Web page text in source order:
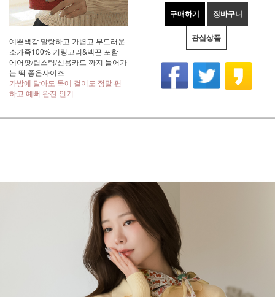
예쁜색감 말랑하고 가볍고 부드러운
소가죽100% 키링고리&넥끈 포함
에어팟/립스틱/신용카드 까지 들어가
는 딱 좋은사이즈
가방에 달아도 목에 걸어도 정말 편
하고 예뻐 완전 인기
구매하기 장바구니
관심상품